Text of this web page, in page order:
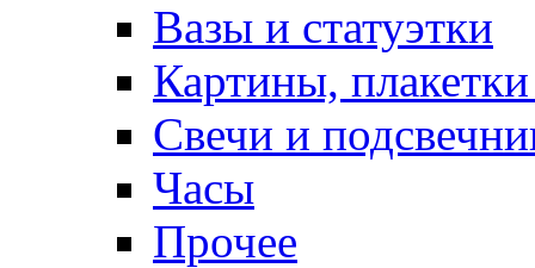
Вазы и статуэтки
Картины,
Свечи и
Часы
Прочее